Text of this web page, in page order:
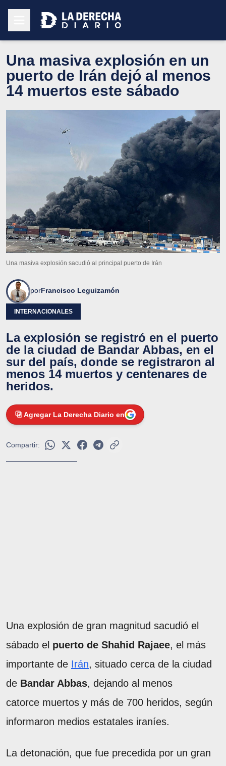
Una masiva explosión en un
puerto de Irán dejó al menos
14 muertos este sábado
Una masiva explosión sacudió al principal puerto de Irán
porFrancisco Leguizamón
INTERNACIONALES
La explosión se registró en el puerto
de la ciudad de Bandar Abbas, en el
sur del país, donde se registraron al
menos 14 muertos y centenares de
heridos.
Agregar La Derecha Diario en
Compartir:
Una explosión de gran magnitud sacudió el
sábado el puerto de Shahid Rajaee, el más
importante de Irán, situado cerca de la ciudad
de Bandar Abbas, dejando al menos
catorce muertos y más de 700 heridos, según
informaron medios estatales iraníes.
La detonación, que fue precedida por un gran